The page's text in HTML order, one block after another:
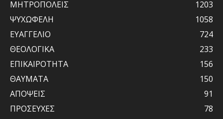
ΜΗΤΡΟΠΟΛΕΙΣ
1203
ΨΥΧΩΦΕΛΗ
1058
ΕΥΑΓΓΕΛΙΟ
724
ΘΕΟΛΟΓΙΚΑ
233
ΕΠΙΚΑΙΡΟΤΗΤΑ
156
ΘΑΥΜΑΤΑ
150
ΑΠΟΨΕΙΣ
91
ΠΡΟΣΕΥΧΕΣ
78